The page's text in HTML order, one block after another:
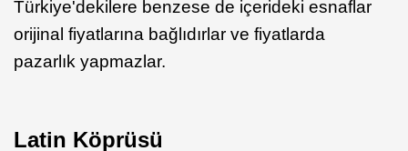
Türkiye'dekilere benzese de içerideki esnaflar
orijinal fiyatlarına bağlıdırlar ve fiyatlarda
pazarlık yapmazlar.
Latin Köprüsü